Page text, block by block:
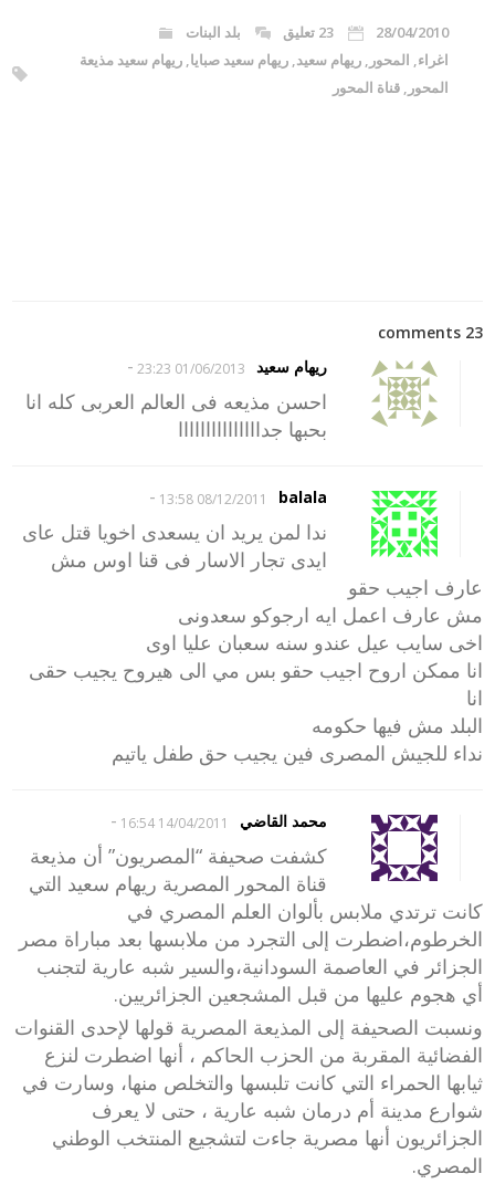
28/04/2010 23 تعليق
بلد البنات
اغراء, المحور ,ريهام سعيد,ريهام سعيد صبايا,ريهام سعيد مذيعة
المحور ,قناة المحور
23 comments
ريهام سعيد
01/06/2013 23:23
-
احسن مذيعه فى العالم العربى كله انا
بحبها جدااااااااااااااا
balala
08/12/2011 13:58
-
ندا لمن يريد ان يسعدى اخويا قتل عاى
ايدى تجار الاسار فى قنا اوس مش
عارف اجيب حقو
مش عارف اعمل ايه ارجوكو سعدونى
اخى سايب عيل عندو سنه سعبان عليا اوى
انا ممكن اروح اجيب حقو بس مي الى هيروح يجيب حقى
انا
البلد مش فيها حكومه
نداء للجيش المصرى فين يجيب حق طفل ياتيم
محمد القاضي 14/04/2011 16:54
-
كشفت صحيفة “المصريون” أن مذيعة
قناة المحور المصرية ريهام سعيد التي
كانت ترتدي ملابس بألوان العلم المصري في
الخرطوم،اضطرت إلى التجرد من ملابسها بعد مباراة مصر
الجزائر في العاصمة السودانية،والسير شبه عارية لتجنب
أي هجوم عليها من قبل المشجعين الجزائريين.
ونسبت الصحيفة إلى المذيعة المصرية قولها لإحدى القنوات
الفضائية المقربة من الحزب الحاكم ، أنها اضطرت لنزع
ثيابها الحمراء التي كانت تلبسها والتخلص منها، وسارت في
شوارع مدينة أم درمان شبه عارية ، حتى لا يعرف
الجزائريون أنها مصرية جاءت لتشجيع المنتخب الوطني
المصري.